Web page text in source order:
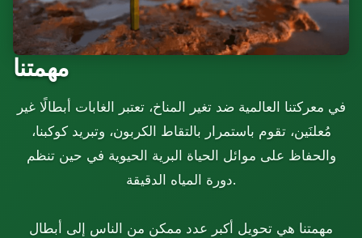
مهمتنا
في معركتنا العالمية ضد تغير المناخ، تعتبر الغابات أبطالًا غير
مُعلنَين، تقوم باستمرار بالتقاط الكربون، وتبريد كوكبنا،
والحفاظ على موائل الحياة البرية الحيوية في حين تنظم
دورة المياه الدقيقة.
مهمتنا هي تحويل أكبر عدد ممكن من الناس إلى أبطال